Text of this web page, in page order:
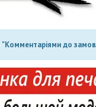
"Комментаріями до